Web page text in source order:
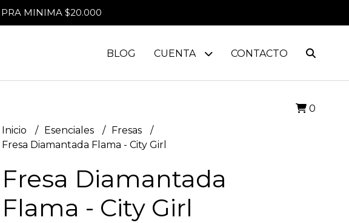
MINIMA $20.000
BLOG CUENTA CONTACTO
0
Inicio Esenciales
Fresas
Fresa Diamantada Flama - City Girl
Fresa Diamantada
Flama - City Girl